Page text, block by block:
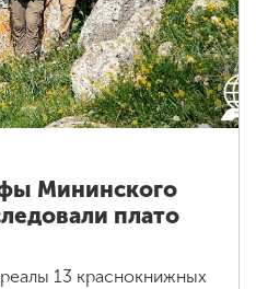
Мининского
плато
13 краснокнижных